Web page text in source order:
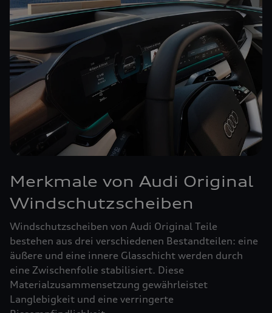
Merkmale von Audi Original
Windschutzscheiben
Windschutzscheiben von Audi Original Teile
bestehen aus drei verschiedenen Bestandteilen: eine
äußere und eine innere Glasschicht werden durch
eine Zwischenfolie stabilisiert. Diese
Materialzusammensetzung gewährleistet
Langlebigkeit und eine verringerte